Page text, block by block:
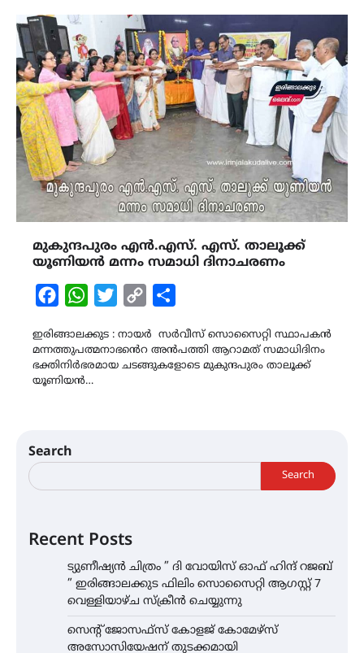
മുകുന്ദപുരം എൻ.എസ്. എസ്‌. താലൂക്ക്
യൂണിയൻ മന്നം സമാധി ദിനാചരണം
FacebookWhatsAppTwitterCopy
ഇരിങ്ങാലക്കുട : നായർ സർവീസ് സൊസൈറ്റി സ്ഥാപകൻ
മന്നത്തുപത്മനാഭൻെറ അൻപത്തി ആറാമത് സമാധിദിനം
ഭക്തിനിർഭരമായ ചടങ്ങുകളോടെ മുകുന്ദപുരം താലൂക്ക്
യൂണിയൻ…
Search
Search
Recent Posts
ട്യുണീഷ്യൻ ചിത്രം ” ദി വോയിസ് ഓഫ് ഹിന്ദ് റജബ്
” ഇരിങ്ങാലക്കുട ഫിലിം സൊസൈറ്റി ആഗസ്റ്റ് 7
വെള്ളിയാഴ്ച സ്‌ക്രീൻ ചെയ്യുന്നു
സെന്റ് ജോസഫ്സ് കോളജ് കോമേഴ്‌സ്
അസോസിയേഷന് തുടക്കമായി